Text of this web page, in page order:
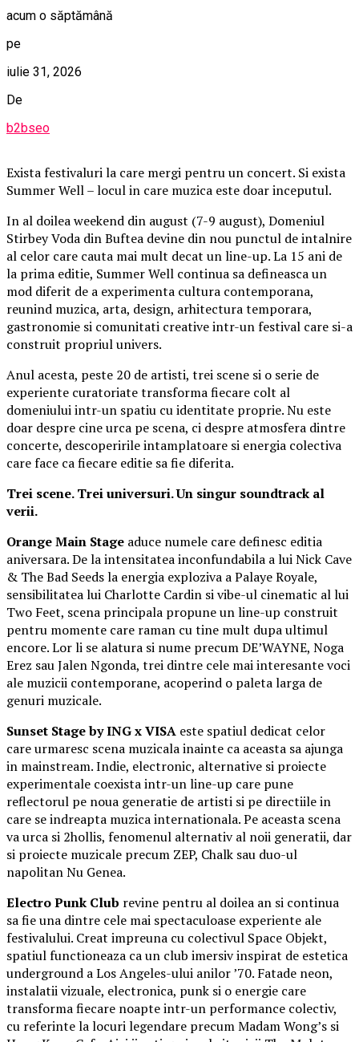
acum o săptămână
pe
iulie 31, 2026
De
b2bseo
Exista festivaluri la care mergi pentru un concert. Si exista
Summer Well – locul in care muzica este doar inceputul.
In al doilea weekend din august (7-9 august), Domeniul
Stirbey Voda din Buftea devine din nou punctul de intalnire
al celor care cauta mai mult decat un line-up. La 15 ani de
la prima editie, Summer Well continua sa defineasca un
mod diferit de a experimenta cultura contemporana,
reunind muzica, arta, design, arhitectura temporara,
gastronomie si comunitati creative intr-un festival care si-a
construit propriul univers.
Anul acesta, peste 20 de artisti, trei scene si o serie de
experiente curatoriate transforma fiecare colt al
domeniului intr-un spatiu cu identitate proprie. Nu este
doar despre cine urca pe scena, ci despre atmosfera dintre
concerte, descoperirile intamplatoare si energia colectiva
care face ca fiecare editie sa fie diferita.
Trei scene. Trei universuri. Un singur soundtrack al
verii.
Orange Main Stage aduce numele care definesc editia
aniversara. De la intensitatea inconfundabila a lui Nick Cave
& The Bad Seeds la energia exploziva a Palaye Royale,
sensibilitatea lui Charlotte Cardin si vibe-ul cinematic al lui
Two Feet, scena principala propune un line-up construit
pentru momente care raman cu tine mult dupa ultimul
encore. Lor li se alatura si nume precum DE’WAYNE, Noga
Erez sau Jalen Ngonda, trei dintre cele mai interesante voci
ale muzicii contemporane, acoperind o paleta larga de
genuri muzicale.
Sunset Stage by ING x VISA este spatiul dedicat celor
care urmaresc scena muzicala inainte ca aceasta sa ajunga
in mainstream. Indie, electronic, alternative si proiecte
experimentale coexista intr-un line-up care pune
reflectorul pe noua generatie de artisti si pe directiile in
care se indreapta muzica internationala. Pe aceasta scena
va urca si 2hollis, fenomenul alternativ al noii generatii, dar
si proiecte muzicale precum ZEP, Chalk sau duo-ul
napolitan Nu Genea.
Electro Punk Club revine pentru al doilea an si continua
sa fie una dintre cele mai spectaculoase experiente ale
festivalului. Creat impreuna cu colectivul Space Objekt,
spatiul functioneaza ca un club imersiv inspirat de estetica
underground a Los Angeles-ului anilor ’70. Fatade neon,
instalatii vizuale, electronica, punk si o energie care
transforma fiecare noapte intr-un performance colectiv,
cu referinte la locuri legendare precum Madam Wong’s si